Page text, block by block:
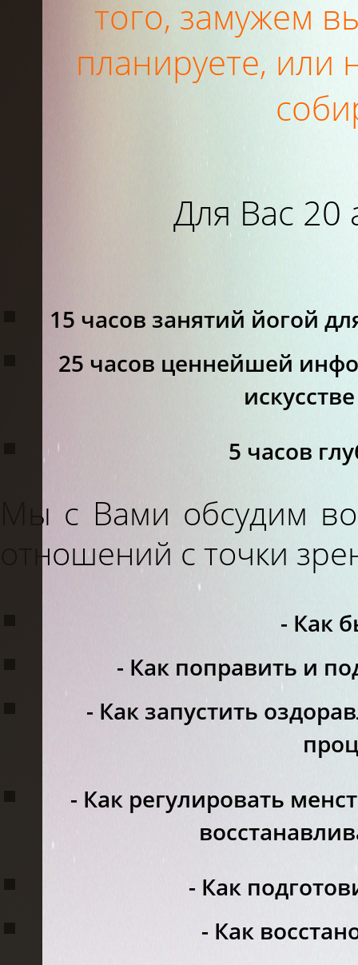
того, замужем
планируете, или
Для Вас 20
15 часов занятий йогой
25 часов ценнейшей
5 часов
Мы с Вами обсудим
отношений с точки
- Как
- Как поправить и
- Как запустить
- Как регулировать
- Как
- Как